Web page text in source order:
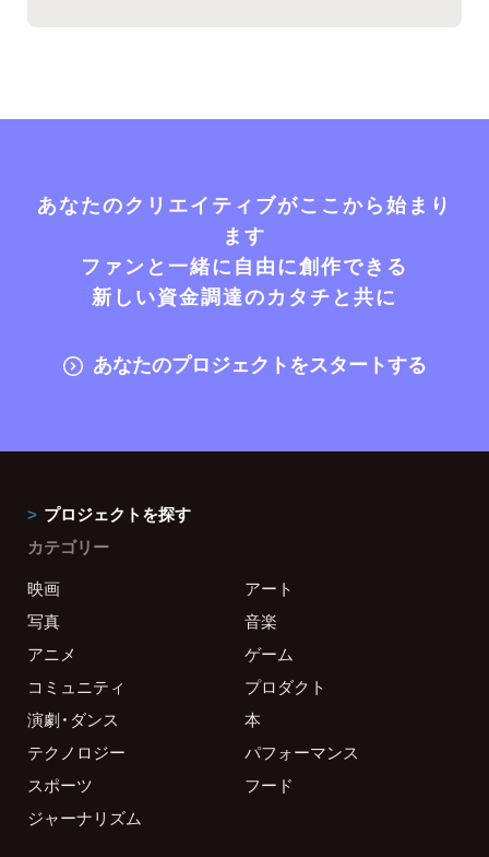
あなたのクリエイティブがここから始まり
ます
ファンと一緒に自由に創作できる
新しい資金調達のカタチと共に
あなたのプロジェクトをスタートする
プロジェクトを探す
カテゴリー
映画
アート
写真
音楽
アニメ
ゲーム
コミュニティ
プロダクト
演劇・ダンス
本
テクノロジー
パフォーマンス
スポーツ
フード
ジャーナリズム